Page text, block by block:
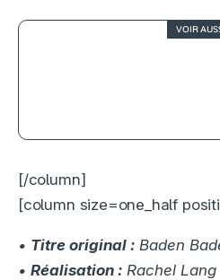
VOIR
[/column]
[column size=one_half
• Titre original : Baden
• Réalisation : Rachel Lang